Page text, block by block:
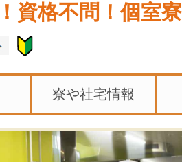
資格不問！個室
寮や社宅情報